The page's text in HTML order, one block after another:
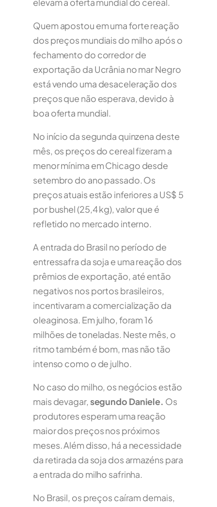
elevam a oferta mundial do cereal.
Quem apostou em uma forte reação
dos preços mundiais do milho após o
fechamento do corredor de
exportação da Ucrânia no mar Negro
está vendo uma desaceleração dos
preços que não esperava, devido à
boa oferta mundial.
No início da segunda quinzena deste
mês, os preços do cereal fizeram a
menor mínima em Chicago desde
setembro do ano passado. Os
preços atuais estão inferiores a US$ 5
por bushel (25,4 kg), valor que é
refletido no mercado interno.
A entrada do Brasil no período de
entressafra da soja e uma reação dos
prêmios de exportação, até então
negativos nos portos brasileiros,
incentivaram a comercialização da
oleaginosa. Em julho, foram 16
milhões de toneladas. Neste mês, o
ritmo também é bom, mas não tão
intenso como o de julho.
No caso do milho, os negócios estão
mais devagar,segundo Daniele. Os
produtores esperam uma reação
maior dos preços nos próximos
meses. Além disso, há a necessidade
da retirada da soja dos armazéns para
a entrada do milho safrinha.
No Brasil, os preços caíram demais,